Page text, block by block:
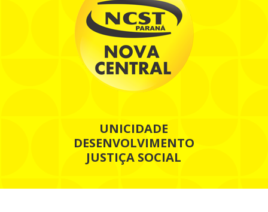
UNICIDADE
DESENVOLVIMENTO
JUSTIÇA SOCIAL